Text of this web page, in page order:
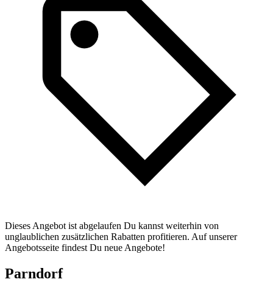
Dieses Angebot ist abgelaufen Du kannst weiterhin von
unglaublichen zusätzlichen Rabatten profitieren. Auf unserer
Angebotsseite findest Du neue Angebote!
Parndorf